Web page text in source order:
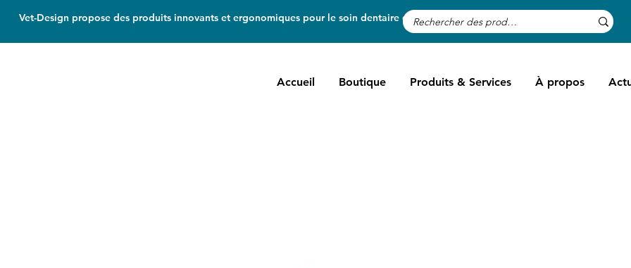
Vet-Design propose des produits innovants et ergonomiques pour le soin dentaire des chevaux
Accueil Boutique Produits & Services À propos